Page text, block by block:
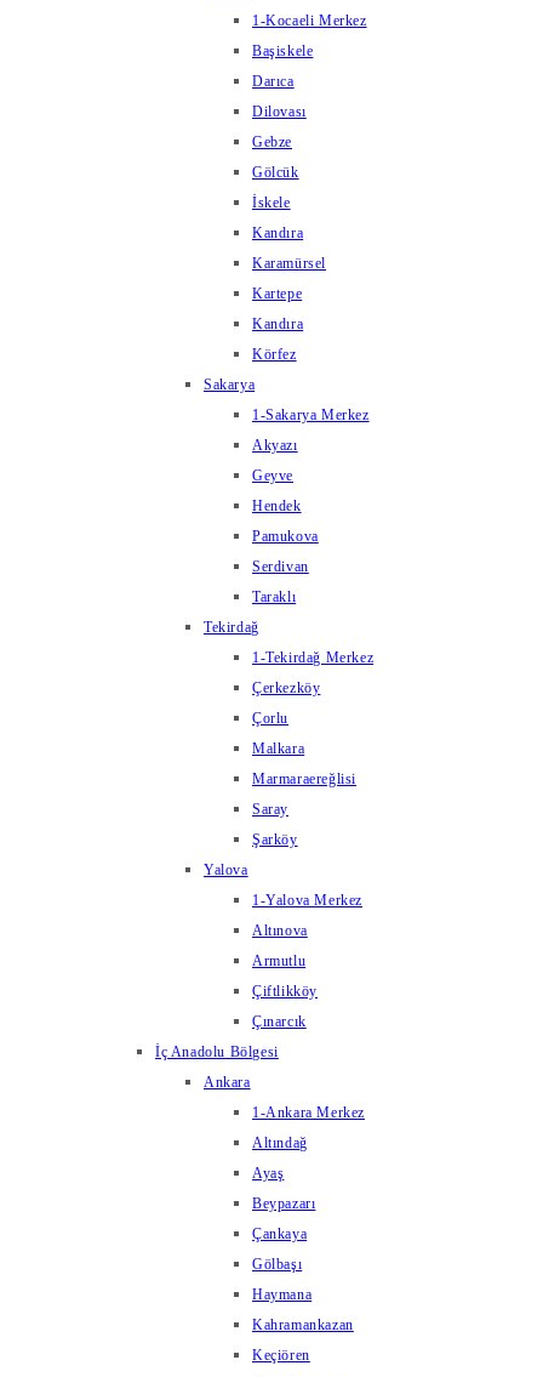
1-Kocaeli Merkez
Başiskele
Darıca
Dilovası
Gebze
Gölcük
İskele
Kandıra
Karamürsel
Kartepe
Kandıra
Körfez
Sakarya
1-Sakarya Merkez
Akyazı
Geyve
Hendek
Pamukova
Serdivan
Taraklı
Tekirdağ
1-Tekirdağ Merkez
Çerkezköy
Çorlu
Malkara
Marmaraereğlisi
Saray
Şarköy
Yalova
1-Yalova Merkez
Altınova
Armutlu
Çiftlikköy
Çınarcık
İç Anadolu Bölgesi
Ankara
1-Ankara Merkez
Altındağ
Ayaş
Beypazarı
Çankaya
Gölbaşı
Haymana
Kahramankazan
Keçiören